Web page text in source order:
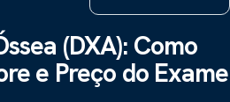
(DXA): Como
e Preço do Exame